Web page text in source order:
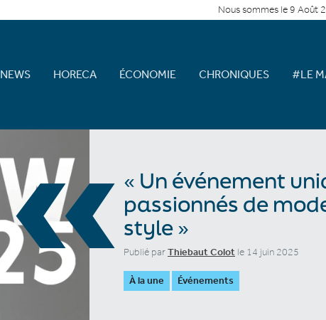
Nous sommes le 9 Août
NEWS HORECA ÉCONOMIE CHRONIQUES #LE
«« Un événement
passionnés de
style »
Publié parThiebaut Colot le 14 juin 2025
À la une Événements